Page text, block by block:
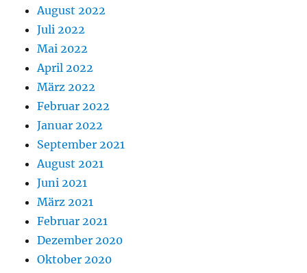
August 2022
Juli 2022
Mai 2022
April 2022
März 2022
Februar 2022
Januar 2022
September 2021
August 2021
Juni 2021
März 2021
Februar 2021
Dezember 2020
Oktober 2020